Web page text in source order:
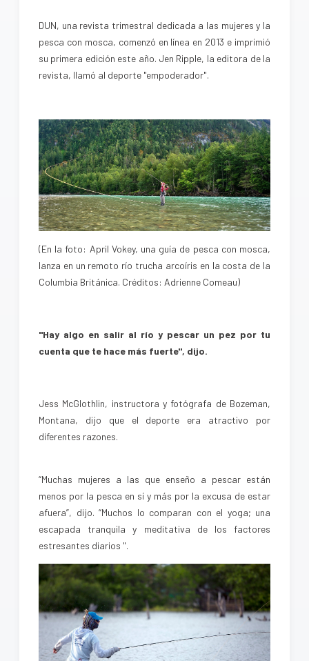
DUN, una revista trimestral dedicada a las mujeres y la
pesca con mosca, comenzó en línea en 2013 e imprimió
su primera edición este año. Jen Ripple, la editora de la
revista, llamó al deporte "empoderador".
(En la foto: April Vokey, una guía de pesca con mosca,
lanza en un remoto río trucha arcoíris en la costa de la
Columbia Británica. Créditos: Adrienne Comeau)
"Hay algo en salir al río y pescar un pez por tu
cuenta que te hace más fuerte", dijo.
Jess McGlothlin, instructora y fotógrafa de Bozeman,
Montana, dijo que el deporte era atractivo por
diferentes razones.
“Muchas mujeres a las que enseño a pescar están
menos por la pesca en sí y más por la excusa de estar
afuera”, dijo. “Muchos lo comparan con el yoga; una
escapada tranquila y meditativa de los factores
estresantes diarios ".